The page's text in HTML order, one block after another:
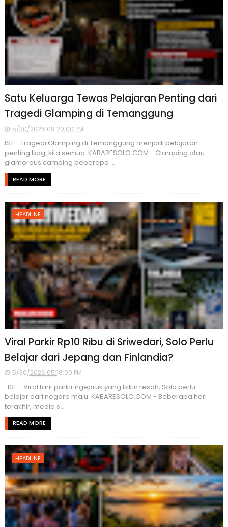
Satu Keluarga Tewas Pelajaran Penting dari
Tragedi Glamping di Temanggung
5/30/2026 09:20:00 PM
IST - Tragedi Glamping di Temanggung menjadi pelajaran
penting bagi kita semua. KABARESOLO.COM - Glamping atau
glamorous camping beberapa ...
READ MORE
HEADLINE
Viral Parkir Rp10 Ribu di Sriwedari, Solo Perlu
Belajar dari Jepang dan Finlandia?
5/30/2026 05:18:00 PM
IST - Viral tarif parkir ngepruk yang bikin resah, Solo perlu
belajar dari negara maju. KABARESOLO.COM - Beberapa hari
terakhir, media s...
READ MORE
HEADLINE